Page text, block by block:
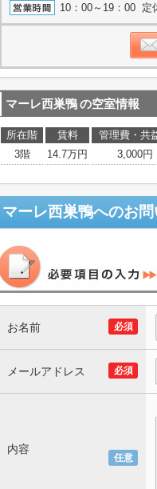
10：00～19：00 定
マーレ西巣鴨の空室情報
所在階 賃料 管理費・共
3階
14.7万円 3,000円
マーレ西巣鴨へのお
必須
お名前
必須
メールアドレス
任意
内容